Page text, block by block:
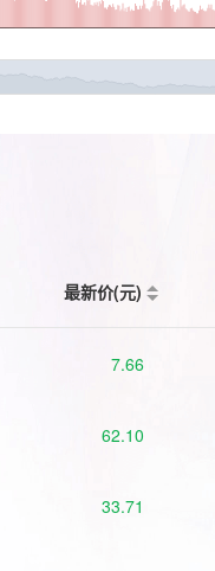
最新价(元)
7.66
62.10
33.71